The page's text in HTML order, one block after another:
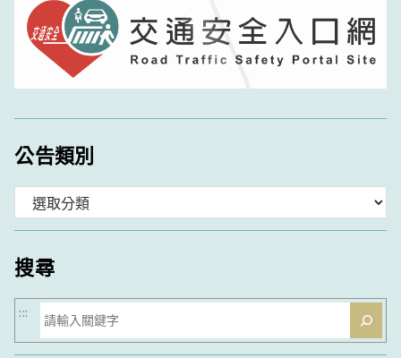
公告類別
類
搜尋
搜
尋
:::